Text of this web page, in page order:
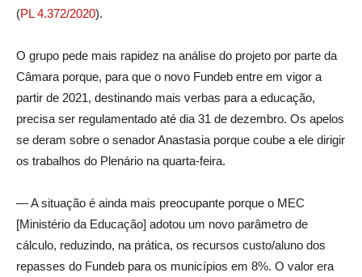
(PL 4.372/2020).
O grupo pede mais rapidez na análise do projeto por parte da
Câmara porque, para que o novo Fundeb entre em vigor a
partir de 2021, destinando mais verbas para a educação,
precisa ser regulamentado até dia 31 de dezembro. Os apelos
se deram sobre o senador Anastasia porque coube a ele dirigir
os trabalhos do Plenário na quarta-feira.
— A situação é ainda mais preocupante porque o MEC
[Ministério da Educação] adotou um novo parâmetro de
cálculo, reduzindo, na prática, os recursos custo/aluno dos
repasses do Fundeb para os municípios em 8%. O valor era